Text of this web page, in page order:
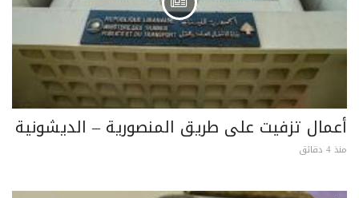
أعمال تزفيت على طريق المنصورية – الديشونية
منذ 4 دقائق